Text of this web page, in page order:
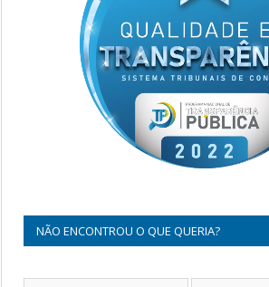
NÃO ENCONTROU O QUE QUERIA?